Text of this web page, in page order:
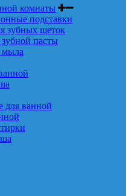
комнаты
подставки
зубных щеток
пасты
мыла
для ванной